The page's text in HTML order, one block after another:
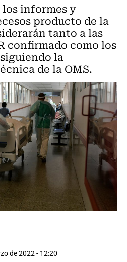
los informes y
producto de la
tanto a las
confirmado como los
la
de la OMS.
de 2022 - 12:20